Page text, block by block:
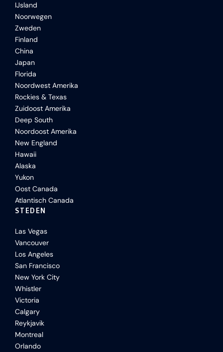
IJsland
Noorwegen
Zweden
Finland
China
Japan
Florida
Noordwest Amerika
Rockies & Texas
Zuidoost Amerika
Deep South
Noordoost Amerika
New England
Hawaii
Alaska
Yukon
Oost Canada
Atlantisch Canada
STEDEN
Las Vegas
Vancouver
Los Angeles
San Francisco
New York City
Whistler
Victoria
Calgary
Reykjavik
Montreal
Orlando